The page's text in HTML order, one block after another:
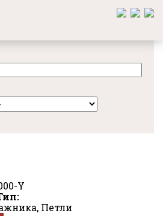
Y
Петли